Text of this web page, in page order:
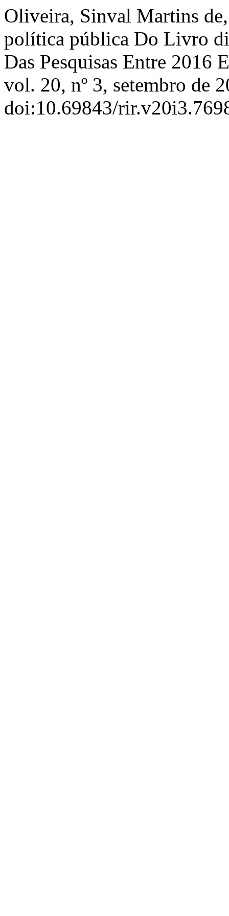
Oliveira, Sinval Martins
política pública Do Livro
Das Pesquisas Entre 2016
vol. 20, nº 3, setembro de
doi:10.69843/